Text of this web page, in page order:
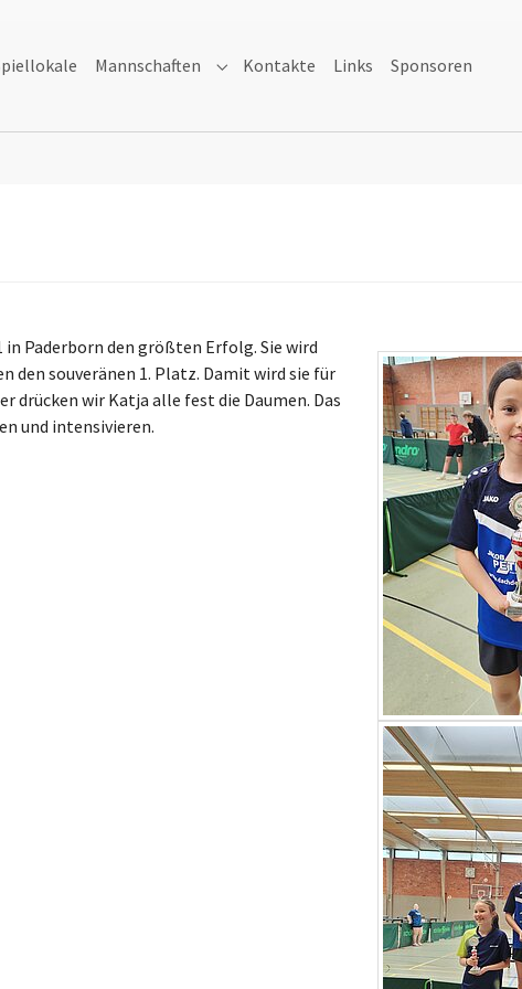
Mannschaften Submenu for "Mannschaften"
Kontakte Links Sponsoren
Paderborn den größten Erfolg. Sie wird
den souveränen 1. Platz. Damit wird sie für
drücken wir Katja alle fest die Daumen. Das
und intensivieren.